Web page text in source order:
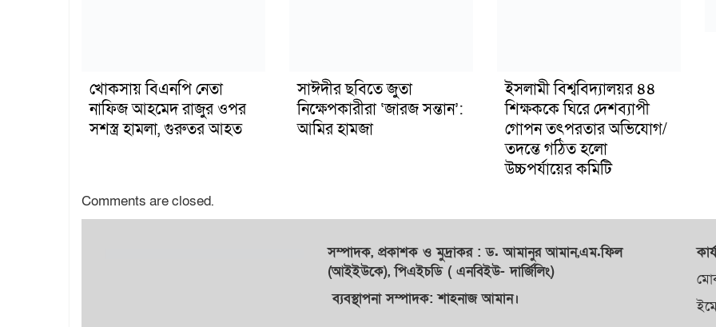
খোকসায় বিএনপি নেতা
নাফিজ আহমেদ রাজুর ওপর
সশস্ত্র হামলা, গুরুতর আহত
সাঈদীর ছবিতে জুতা
নিক্ষেপকারীরা ‘জারজ সন্তান’:
আমির হামজা
ইসলামী বিশ্ববিদ্যালয়র ৪৪
শিক্ষককে ঘিরে দেশব্যাপী
গোপন তৎপরতার অভিযোগ/
তদন্তে গঠিত হলো
উচ্চপর্যায়ের কমিটি
Comments are closed.
সম্পাদক, প্রকাশকওমুদ্রাকর: ড. আমানুর আমান,এম.ফিল
(আইইউকে), পিএইচডি ( এনবিইউ- দার্জিলিং)
ব্যবস্থাপনা সম্পাদক: শাহনাজ আমান।